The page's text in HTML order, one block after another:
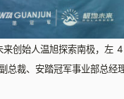
来创始人温旭探索南极，左
总裁、安踏冠军事业部总经